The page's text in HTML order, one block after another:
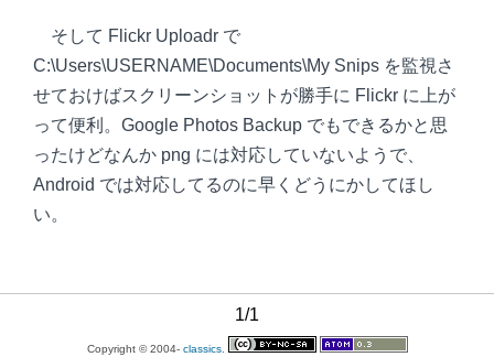
そして Flickr Uploadr で
C:\Users\USERNAME\Documents\My Snips を監視さ
せておけばスクリーンショットが勝手に Flickr に上が
って便利。Google Photos Backup でもできるかと思
ったけどなんか png には対応していないようで、
Android では対応してるのに早くどうにかしてほし
い。
1/1
Copyright © 2004- classics.